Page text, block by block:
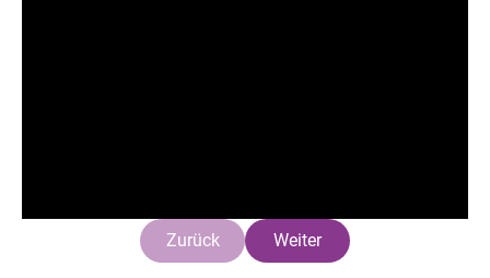
Zurück Weiter